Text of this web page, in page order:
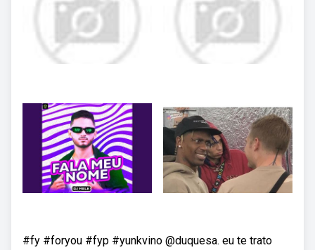
#fy #foryou #fyp #yunkvino @duquesa. eu te trato